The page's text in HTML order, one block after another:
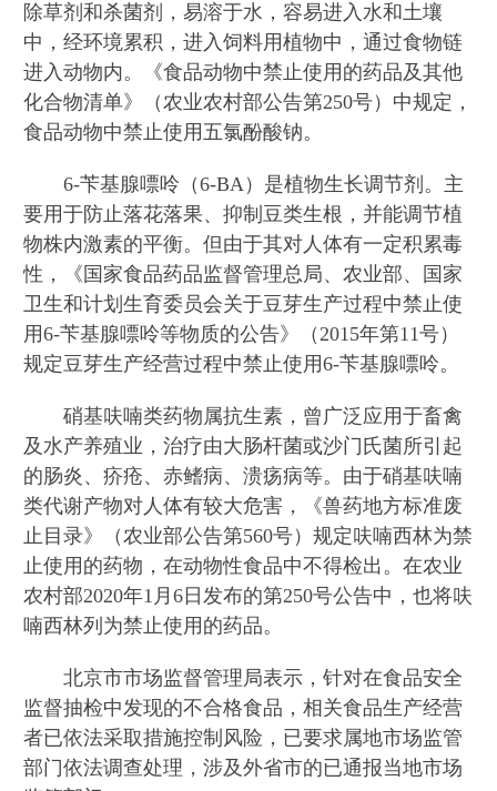
除草剂和杀菌剂，易溶于水，容易进入水和土壤
中，经环境累积，进入饲料用植物中，通过食物链
进入动物内。《食品动物中禁止使用的药品及其他
化合物清单》（农业农村部公告第250号）中规定，
食品动物中禁止使用五氯酚酸钠。
6-苄基腺嘌呤（6-BA）是植物生长调节剂。主
要用于防止落花落果、抑制豆类生根，并能调节植
物株内激素的平衡。但由于其对人体有一定积累毒
性，《国家食品药品监督管理总局、农业部、国家
卫生和计划生育委员会关于豆芽生产过程中禁止使
用6-苄基腺嘌呤等物质的公告》（2015年第11号）
规定豆芽生产经营过程中禁止使用6-苄基腺嘌呤。
硝基呋喃类药物属抗生素，曾广泛应用于畜禽
及水产养殖业，治疗由大肠杆菌或沙门氏菌所引起
的肠炎、疥疮、赤鳍病、溃疡病等。由于硝基呋喃
类代谢产物对人体有较大危害，《兽药地方标准废
止目录》（农业部公告第560号）规定呋喃西林为禁
止使用的药物，在动物性食品中不得检出。在农业
农村部2020年1月6日发布的第250号公告中，也将呋
喃西林列为禁止使用的药品。
北京市市场监督管理局表示，针对在食品安全
监督抽检中发现的不合格食品，相关食品生产经营
者已依法采取措施控制风险，已要求属地市场监管
部门依法调查处理，涉及外省市的已通报当地市场